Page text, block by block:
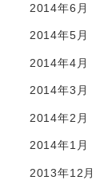
2014年6月
2014年5月
2014年4月
2014年3月
2014年2月
2014年1月
2013年12月